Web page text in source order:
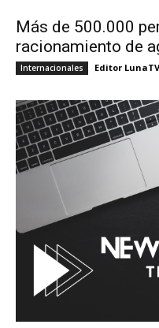
Más de 500.000
racionamiento de
Internacionales Editor LunaTV